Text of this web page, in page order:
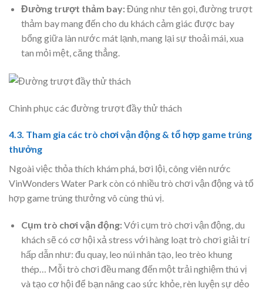
Đường trượt thảm bay:Đúng như tên gọi, đường trượt
thảm bay mang đến cho du khách cảm giác được bay
bổng giữa làn nước mát lạnh, mang lại sự thoải mái, xua
tan mỏi mệt, căng thẳng.
Chinh phục các đường trượt đầy thử thách
4.3. Tham gia các trò chơi vận động & tổ hợp game trúng
thưởng
Ngoài việc thỏa thích khám phá, bơi lội, công viên nước
VinWonders Water Park còn có nhiều trò chơi vận động và tổ
hợp game trúng thưởng vô cùng thú vị.
Cụm trò chơi vận động:Với cụm trò chơi vận động, du
khách sẽ có cơ hội xả stress với hàng loạt trò chơi giải trí
hấp dẫn như: đu quay, leo núi nhân tạo, leo trèo khung
thép… Mỗi trò chơi đều mang đến một trải nghiệm thú vị
và tạo cơ hội để bạn nâng cao sức khỏe, rèn luyện sự dẻo